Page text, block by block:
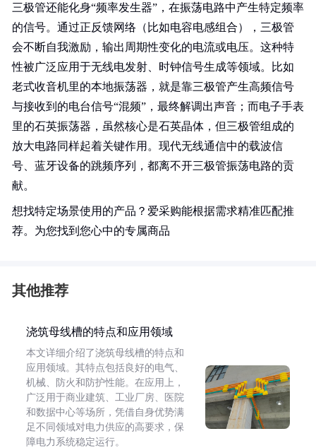
三极管还能化身“频率发生器”，在振荡电路中产生特定频率
的信号。通过正反馈网络（比如电容电感组合），三极管
会不断自我激励，输出周期性变化的电流或电压。这种特
性被广泛应用于无线电发射、时钟信号生成等领域。比如
老式收音机里的本地振荡器，就是靠三极管产生高频信号
与接收到的电台信号“混频”，最终解调出声音；而电子手表
里的石英振荡器，虽然核心是石英晶体，但三极管组成的
放大电路同样起着关键作用。现代无线通信中的载波信
号、蓝牙设备的跳频序列，都离不开三极管振荡电路的贡
献。
想找特定场景使用的产品？爱采购能根据需求精准匹配推
荐。为您找到您心中的专属商品
其他推荐
浇筑母线槽的特点和应用领域
本文详细介绍了浇筑母线槽的特点和
应用领域。其特点包括良好的电气、
机械、防火和防护性能。在应用上，
广泛用于商业建筑、工业厂房、医院
和数据中心等场所，凭借自身优势满
足不同领域对电力供应的高要求，保
障电力系统稳定运行。